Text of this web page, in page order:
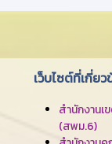
เว็บไซต์ที่เกี่ยว
สำนักงานเ
(สพม.6)